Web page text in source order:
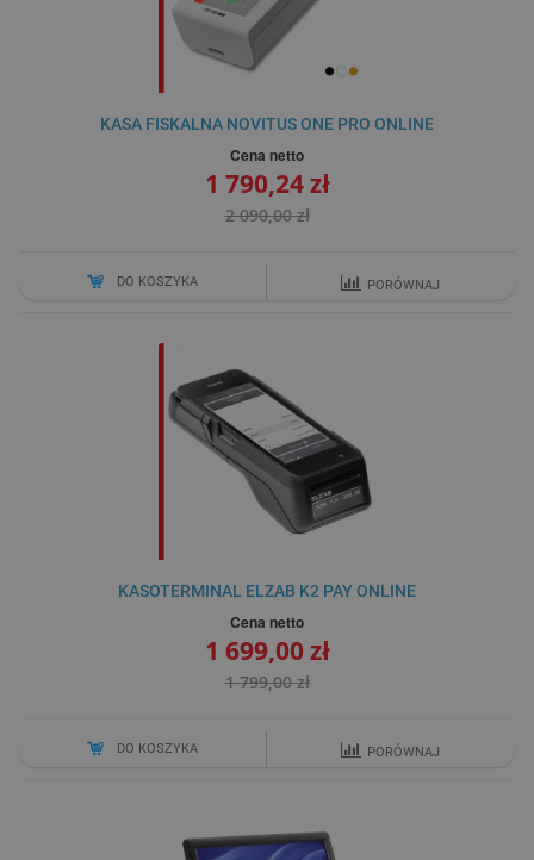
KASA FISKALNA NOVITUS ONE PRO ONLINE
Cena netto
1 790,24 zł
2 090,00 zł
DO KOSZYKA PORÓWNAJ
KASOTERMINAL ELZAB K2 PAY ONLINE
Cena netto
1 699,00 zł
1 799,00 zł
DO KOSZYKA PORÓWNAJ